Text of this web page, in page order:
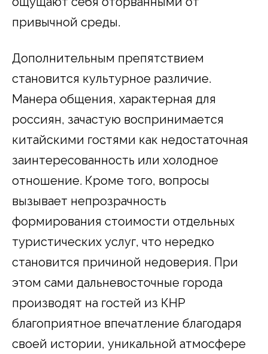
привычной среды.
Дополнительным препятствием
становится культурное различие.
Манера общения, характерная для
россиян, зачастую воспринимается
китайскими гостями как недостаточная
заинтересованность или холодное
отношение. Кроме того, вопросы
вызывает непрозрачность
формирования стоимости отдельных
туристических услуг, что нередко
становится причиной недоверия. При
этом сами дальневосточные города
производят на гостей из КНР
благоприятное впечатление благодаря
своей истории, уникальной атмосфере